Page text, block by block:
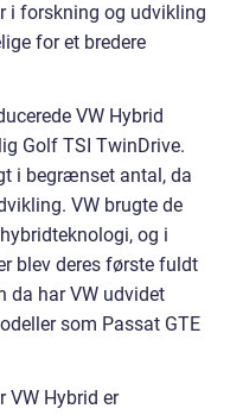
i forskning og udvikling
for et bredere
VW Hybrid
Golf TSI TwinDrive.
i begrænset antal, da
VW brugte de
og i
blev deres første fuldt
da har VW udvidet
som Passat GTE
VW Hybrid er